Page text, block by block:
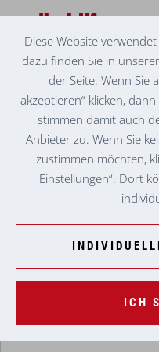
AUS- UND
Berufsbild,
Links ...
MEHR LESEN ...
Diese Website
dazu finden Sie in
der Seite. Wenn Sie
akzeptieren“ klicken,
stimmen damit auch
Anbieter zu. Wenn Sie
zustimmen möchten,
Einstellungen“. Dort
ICH